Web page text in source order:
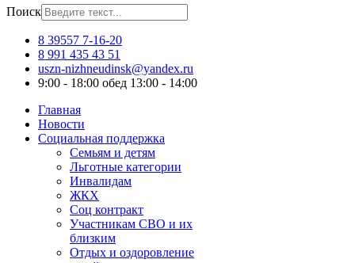
Поиск
8 39557 7-16-20
8 991 435 43 51
uszn-nizhneudinsk@yandex.ru
9:00 - 18:00 обед 13:00 - 14:00
Главная
Новости
Социальная поддержка
Семьям и детям
Льготные категории
Инвалидам
ЖКХ
Соц контракт
Участникам СВО и их
близким
Отдых и оздоровление